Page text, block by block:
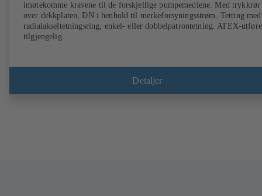
imøtekomme kravene til de forskjellige pumpemediene. Med
over dekkplaten, DN i henhold til merkeforsyningsstrøm. Tetting med
radialakseltetningsring, enkel- eller dobbelpatrontetning. ATEX-
tilgjengelig.
Detaljer